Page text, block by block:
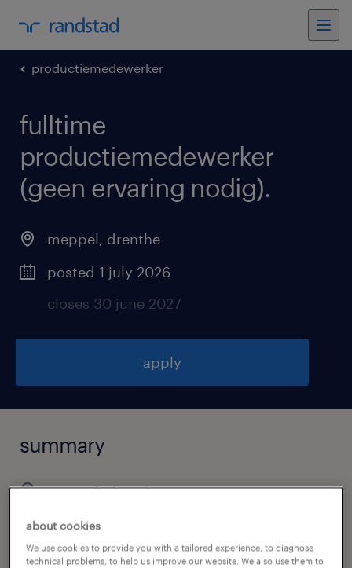
productiemedewerker
fulltime
productiemedewerker
(geen ervaring nodig).
meppel, drenthe
posted 1 july 2026
closes 30 june 2027
apply
summary
meppel, drenthe
€30 per month
temp to perm
about cookies
We use cookies to provide you with a tailored experience, to diagnose
technical problems, to help us improve our website. We also use them to